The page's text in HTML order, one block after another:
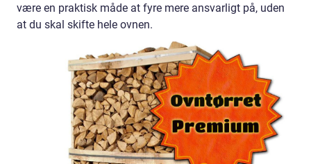
være en praktisk måde at fyre mere ansvarligt på, uden
at du skal skifte hele ovnen.